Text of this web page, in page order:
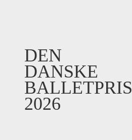
DEN
DANSKE
BALLETPRIS
2026